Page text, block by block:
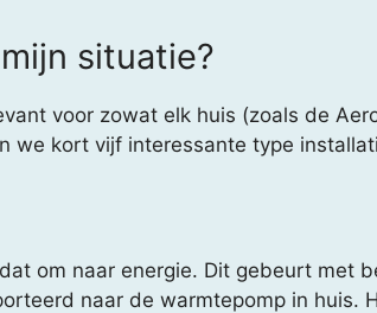
situatie?
voor zowat elk huis (zoals de
we kort vijf interessante type
om naar energie. Dit gebeurt met
naar de warmtepomp in huis.